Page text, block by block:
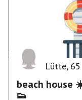
Lütte, 65
beach house
👟